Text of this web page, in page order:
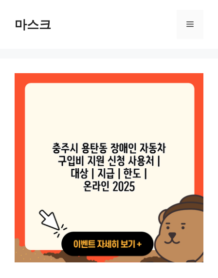
마스크 메